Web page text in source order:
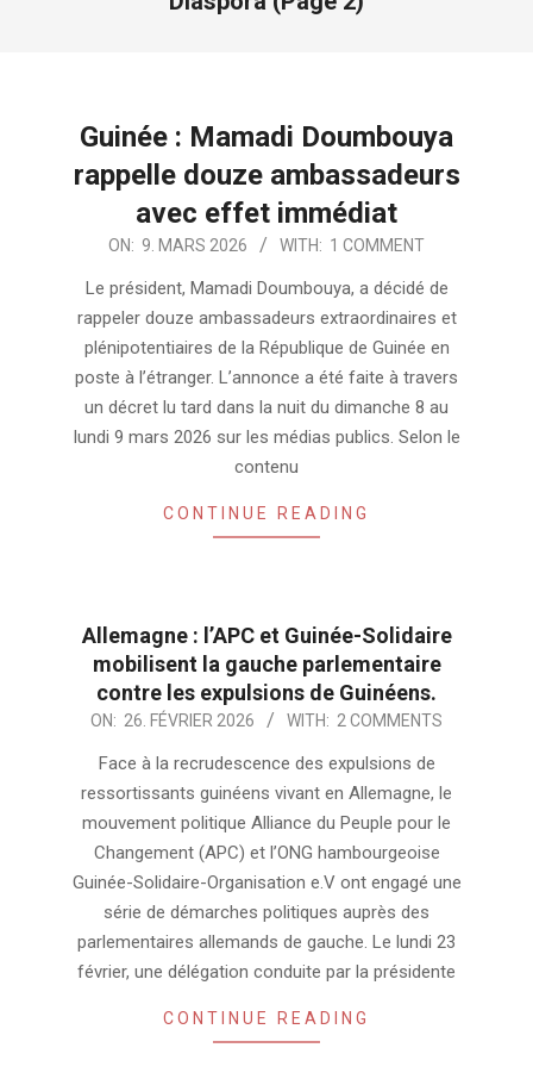
Guinée : Mamadi Doumbouya
rappelle douze ambassadeurs
avec effet immédiat
2026-ON: 9. MARS 2026 WITH: 1 COMMENT
Le président, Mamadi Doumbouya, a décidé de
rappeler douze ambassadeurs extraordinaires et
plénipotentiaires de la République de Guinée en
poste à l’étranger. L’annonce a été faite à travers
un décret lu tard dans la nuit du dimanche 8 au
lundi 9 mars 2026 sur les médias publics. Selon le
contenu
CONTINUE READING
Allemagne : l’APC et Guinée-Solidaire
mobilisent la gauche parlementaire
contre les expulsions de Guinéens.
2026-
ON: 26. FÉVRIER 2026 WITH: 2 COMMENTS
Face à la recrudescence des expulsions de
ressortissants guinéens vivant en Allemagne, le
mouvement politique Alliance du Peuple pour le
Changement (APC) et l’ONG hambourgeoise
Guinée-Solidaire-Organisation e.V ont engagé une
série de démarches politiques auprès des
parlementaires allemands de gauche. Le lundi 23
février, une délégation conduite par la présidente
CONTINUE READING